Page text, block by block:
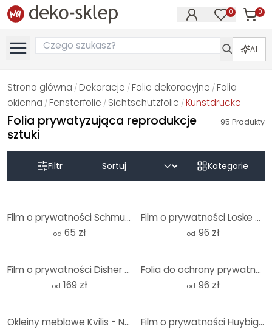
0 0
AI
Strona główna / Dekoracje / Folie dekoracyjne / Folia
okienna / Fensterfolie / Sichtschutzfolie /Kunstdrucke
Folia prywatyzująca reprodukcje
sztuki
95 Produkty
Filtr Kategorie
Film o prywatności Schmucker - Wschód słońca
od 65 zł
Film o prywatności Loske - Lot balonem - Panorama
od 96 zł
Film o prywatności Disher - Ox eye Daisies - Panorama
od 169 zł
Folia do ochrony prywatności Leffler - uchwyt na kwiaty
od 96 zł
Okleiny meblowe Kvilis - Niebieskie trawy
Film o prywatności Huybighs - Spokojna chwila - Panorama